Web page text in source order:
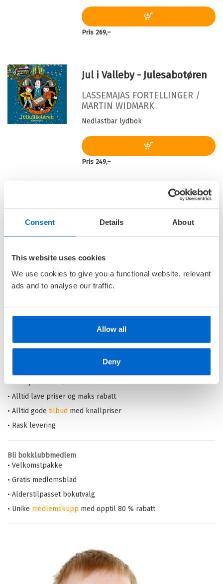
Consent Details About
This website uses cookies
We use cookies to give you a functional website, relevant
ads and to analyse our traffic.
Allow all
Deny
Larsen, Hilde Matre
Pris 269,–
Jul i Valleby - Julesabotøren
LASSEMAJAS FORTELLINGER /
MARTIN WIDMARK
Nedlastbar lydbok
Pris 249,–
Jul i Valleby - Det store
LASSEMAJAS FORTELLINGER /
Nedlastbar lydbok
Barnas Egen Bokverden – 100% leselyst!
• Best på barnebøker
• Alltid lave priser og maks rabatt
• Alltid gode tilbud med knallpriser
• Rask levering
Bli bokklubbmedlem
• Velkomstpakke
• Gratis medlemsblad
• Alderstilpasset bokutvalg
• Unike medlemskupp med opptil 80 % rabatt